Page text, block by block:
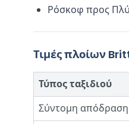
Ρόσκοφ προς
Τιμές πλοίων
Τύπος ταξιδιού
Σύντομη απόδραση